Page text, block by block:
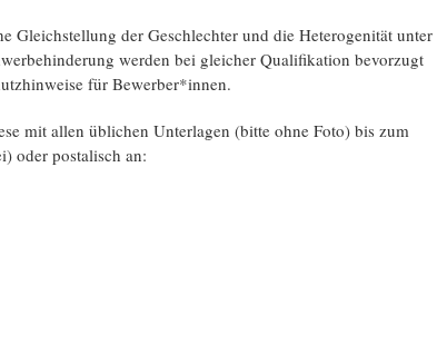
Gleichstellung der Geschlechter und die Heterogenität unter
werden bei gleicher Qualifikation bevorzugt
für Bewerber*innen.
mit allen üblichen Unterlagen (bitte ohne Foto) bis zum
oder postalisch an: